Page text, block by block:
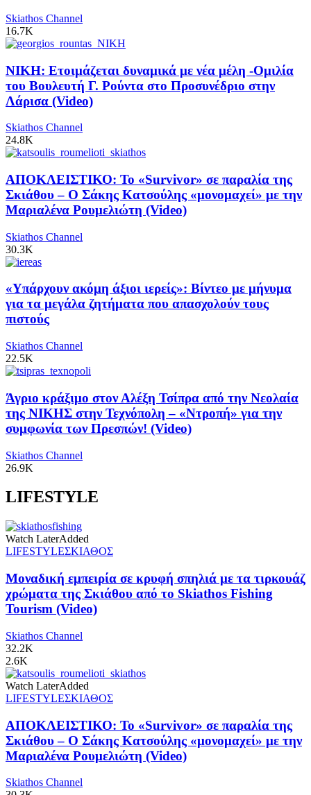
Skiathos Channel
16.7K
ΝΙΚΗ: Ετοιμάζεται δυναμικά με νέα μέλη -Ομιλία
του Βουλευτή Γ. Ρούντα στο Προσυνέδριο στην
Λάρισα (Video)
Skiathos Channel
24.8K
ΑΠΟΚΛΕΙΣΤΙΚΟ: Το «Survivor» σε παραλία της
Σκιάθου – Ο Σάκης Κατσούλης «μονομαχεί» με την
Μαριαλένα Ρουμελιώτη (Video)
Skiathos Channel
30.3K
«Υπάρχουν ακόμη άξιοι ιερείς»: Βίντεο με μήνυμα
για τα μεγάλα ζητήματα που απασχολούν τους
πιστούς
Skiathos Channel
22.5K
Άγριο κράξιμο στον Αλέξη Τσίπρα από την Νεολαία
της ΝΙΚΗΣ στην Τεχνόπολη – «Ντροπή» για την
συμφωνία των Πρεσπών! (Video)
Skiathos Channel
26.9K
LIFESTYLE
Watch LaterAdded
LIFESTYLEΣΚΙΑΘΟΣ
Μοναδική εμπειρία σε κρυφή σπηλιά με τα τιρκουάζ
χρώματα της Σκιάθου από το Skiathos Fishing
Tourism (Video)
Skiathos Channel
32.2K
2.6K
Watch LaterAdded
LIFESTYLEΣΚΙΑΘΟΣ
ΑΠΟΚΛΕΙΣΤΙΚΟ: Το «Survivor» σε παραλία της
Σκιάθου – Ο Σάκης Κατσούλης «μονομαχεί» με την
Μαριαλένα Ρουμελιώτη (Video)
Skiathos Channel